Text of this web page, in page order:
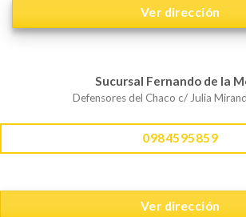
Ver dirección
Sucursal Fernando de la
Defensores del Chaco c/ Julia
0984595859
Ver dirección